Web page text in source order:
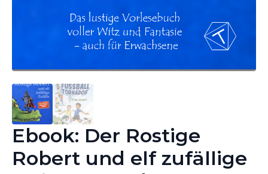
Ebook: Der Rostige
Robert und elf zufällige